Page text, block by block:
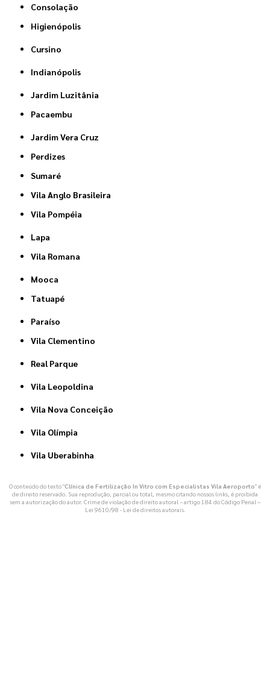
Consolação
Higienópolis
Cursino
Indianópolis
Jardim Luzitânia
Pacaembu
Jardim Vera Cruz
Perdizes
Sumaré
Vila Anglo Brasileira
Vila Pompéia
Lapa
Vila Romana
Mooca
Tatuapé
Paraíso
Vila Clementino
Real Parque
Vila Leopoldina
Vila Nova Conceição
Vila Olímpia
Vila Uberabinha
O conteúdo do texto "Clínica de Fertilização In Vitro com Especialistas Vila Aeroporto" é
de direito reservado. Sua reprodução, parcial ou total, mesmo citando nossos links, é proibida
sem a autorização do autor. Crime de violação de direito autoral – artigo 184 do Código Penal –
Lei 9610/98 - Lei de direitos autorais.